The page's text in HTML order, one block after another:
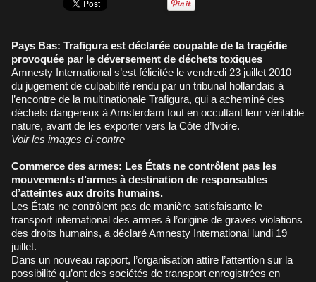
Pays Bas: Trafigura est déclarée coupable de la tragédie
provoquée par le déversement de déchets toxiques
Amnesty International s’est félicitée le vendredi 23 juillet 2010
du jugement de culpabilité rendu par un tribunal hollandais à
l’encontre de la multinationale Trafigura, qui a acheminé des
déchets dangereux à Amsterdam tout en occultant leur véritable
nature, avant de les exporter vers la Côte d’Ivoire.
Voir les images ci-contre
Commerce des armes: Les États ne contrôlent pas les
mouvements d’armes à destination de responsables
d’atteintes aux droits humains.
Les États ne contrôlent pas de manière satisfaisante le
transport international des armes à l’origine de graves violations
des droits humains, a déclaré Amnesty International lundi 19
juillet.
Dans un nouveau rapport, l’organisation attire l’attention sur la
possibilité qu’ont des sociétés de transport enregistrées en